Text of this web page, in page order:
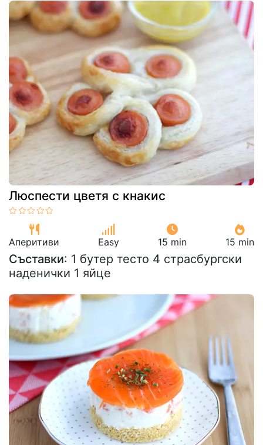
Люспести цветя с кнакис
Аперитиви Easy 15 min 15 min
Съставки: 1 бутер тесто 4 страсбургски
наденички 1 яйце